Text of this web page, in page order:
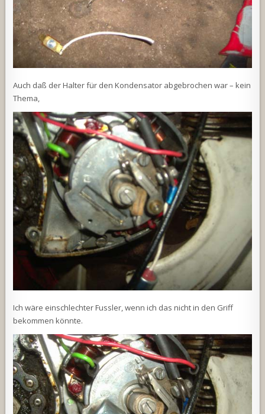
Auch daß der Halter für den Kondensator abgebrochen war – kein
Thema,
Ich wäre einschlechter Fussler, wenn ich das nicht in den Griff
bekommen könnte.